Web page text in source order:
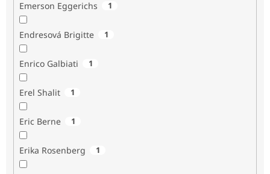
Emerson Eggerichs 1
Endresová Brigitte 1
Enrico Galbiati 1
Erel Shalit 1
Eric Berne 1
Erika Rosenberg 1